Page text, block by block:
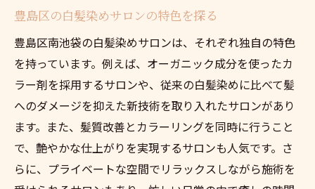
豊島区の白髪染めサロンの特色を探る
豊島区南池袋の白髪染めサロンは、それぞれ独自の特色
を持っています。例えば、オーガニック成分を使ったカ
ラー剤を採用するサロンや、従来の白髪染めに比べて髪
へのダメージを抑えた新技術を取り入れたサロンがあり
ます。また、髪質改善とカラーリングを同時に行うこと
で、艶やかな仕上がりを実現するサロンも人気です。さ
らに、プライベートな空間でリラックスしながら施術を